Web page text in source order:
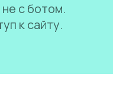
с ботом.
к сайту.